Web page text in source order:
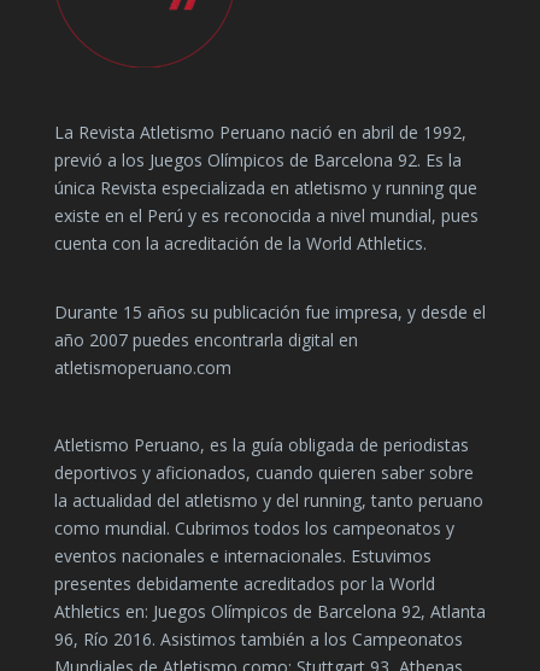
La Revista Atletismo Peruano nació en abril de 1992,
previó a los Juegos Olímpicos de Barcelona 92. Es la
única Revista especializada en atletismo y running que
existe en el Perú y es reconocida a nivel mundial, pues
cuenta con la acreditación de la World Athletics.
Durante 15 años su publicación fue impresa, y desde el
año 2007 puedes encontrarla digital en
atletismoperuano.com
Atletismo Peruano, es la guía obligada de periodistas
deportivos y aficionados, cuando quieren saber sobre
la actualidad del atletismo y del running, tanto peruano
como mundial. Cubrimos todos los campeonatos y
eventos nacionales e internacionales. Estuvimos
presentes debidamente acreditados por la World
Athletics en: Juegos Olímpicos de Barcelona 92, Atlanta
96, Río 2016. Asistimos también a los Campeonatos